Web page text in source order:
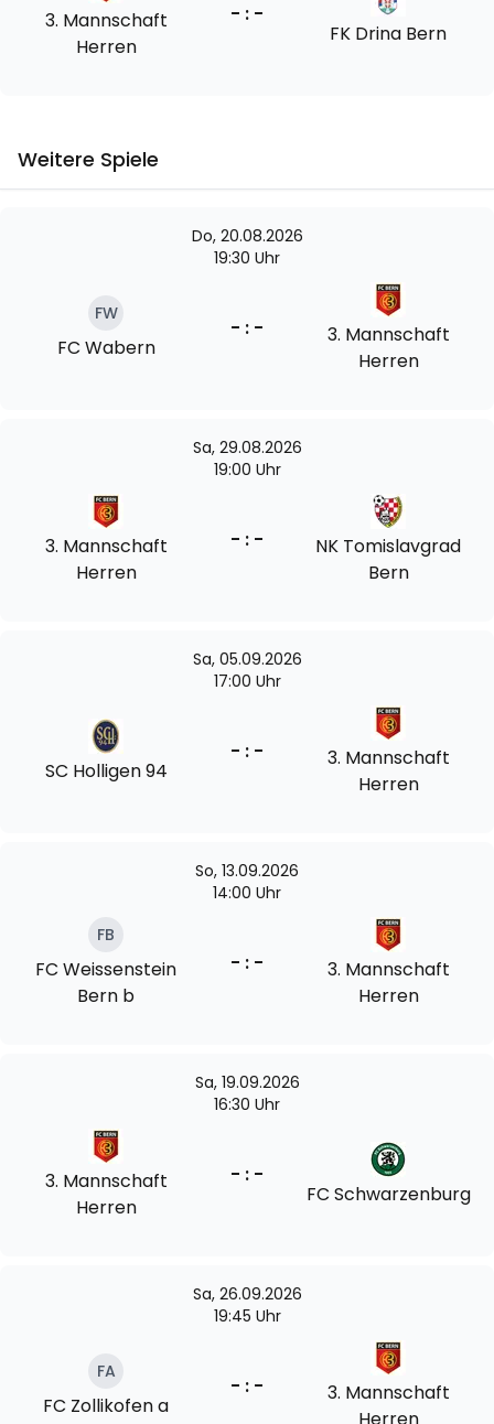
3. Mannschaft
Herren
- : -
FK Drina Bern
Weitere Spiele
Do, 20.08.2026
19:30 Uhr
FW
FC Wabern
- : -
3. Mannschaft
Herren
Sa, 29.08.2026
19:00 Uhr
3. Mannschaft
Herren
- : -
NK Tomislavgrad
Bern
Sa, 05.09.2026
17:00 Uhr
SC Holligen 94
- : -
3. Mannschaft
Herren
So, 13.09.2026
14:00 Uhr
FB
FC Weissenstein
Bern b
- : -
3. Mannschaft
Herren
Sa, 19.09.2026
16:30 Uhr
3. Mannschaft
Herren
- : -
FC Schwarzenburg
Sa, 26.09.2026
19:45 Uhr
FA
FC Zollikofen a
- : -
3. Mannschaft